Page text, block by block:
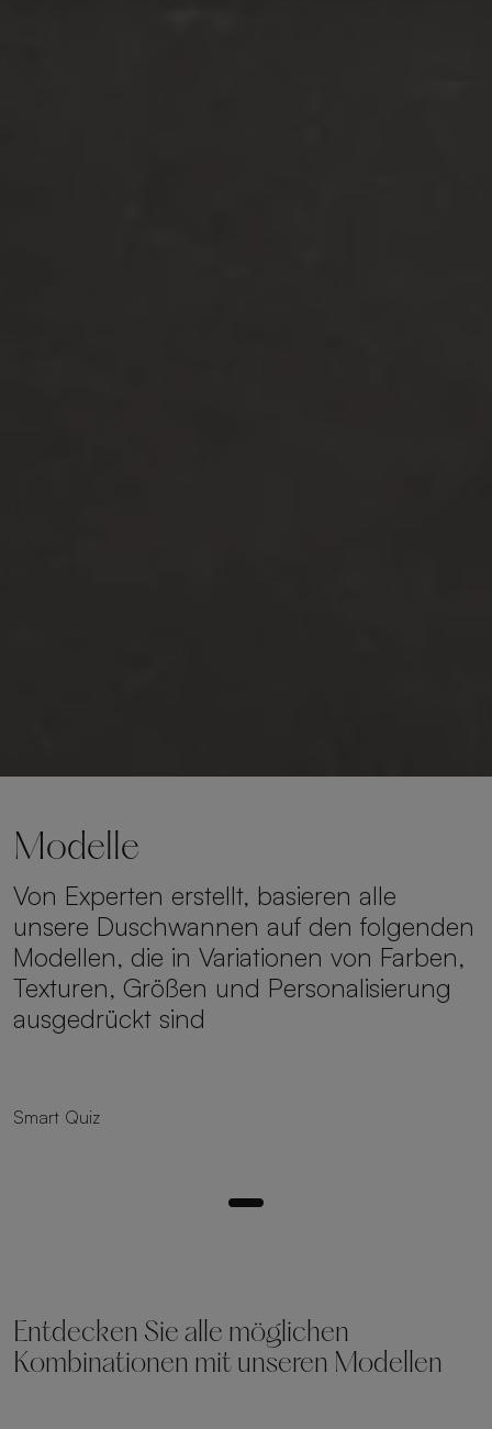
Modelle
Von Experten erstellt, basieren alle
unsere Duschwannen auf den folgenden
Modellen, die in Variationen von Farben,
Texturen, Größen und Personalisierung
ausgedrückt sind
Smart Quiz
Entdecken Sie alle möglichen
Kombinationen mit unseren Modellen